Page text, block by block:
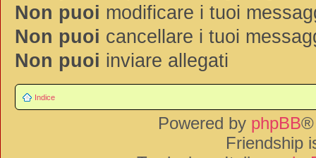
Non puoi modificare i tuoi
Non puoi cancellare i tuoi
Non puoi inviare allegati
Indice
Powered by phpBB®
Friendship